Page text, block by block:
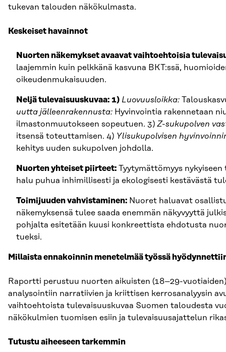
tukevan talouden näkökulmasta.
Keskeiset havainnot
Nuorten näkemykset avaavat vaihtoehtoisia
laajemmin kuin pelkkänä kasvuna BKT:ssä,
oikeudenmukaisuuden.
Neljä tulevaisuuskuvaa: 1) Luovuusloikka:
uutta jälleenrakennusta: Hyvinvointia rakennetaan
ilmastonmuutokseen sopeutuen. 3) Z-sukupolven
itsensä toteuttamisen. 4) Ylisukupolvisen
kehitys uuden sukupolven johdolla.
Nuorten yhteiset piirteet: Tyytymättömyys
halu puhua inhimillisesti ja ekologisesti kestävästä
Toimijuuden vahvistaminen: Nuoret haluavat
näkemyksensä tulee saada enemmän näkyvyyttä
pohjalta esitetään kuusi konkreettista ehdotusta
tueksi.
Millaista ennakoinnin menetelmää työssä
Raportti perustuu nuorten aikuisten (18–29-
analysointiin narratiivien ja kriittisen kerrosanalyysin
vaihtoehtoista tulevaisuuskuvaa Suomen taloudesta
näkökulmien tuomisen esiin ja tulevaisuusajattelun
Tutustu aiheeseen tarkemmin